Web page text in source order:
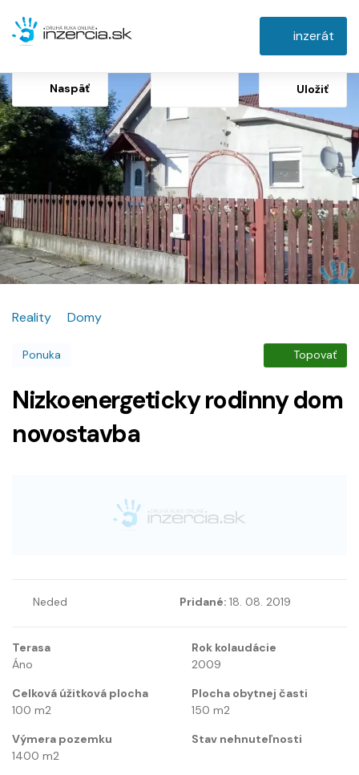
inzerát
Naspäť Uložiť
Reality Domy
Ponuka Topovať
Nizkoenergeticky rodinny dom
novostavba
Neded Pridané: 18. 08. 2019
Terasa
Áno
Rok kolaudácie
2009
Celková úžitková plocha
100 m2
Plocha obytnej časti
150 m2
Výmera pozemku
1400 m2
Stav nehnuteľnosti